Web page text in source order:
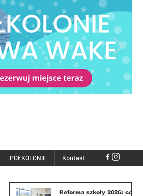
PÓŁKOLONIE Kontakt
Reforma szkoły 2026: co